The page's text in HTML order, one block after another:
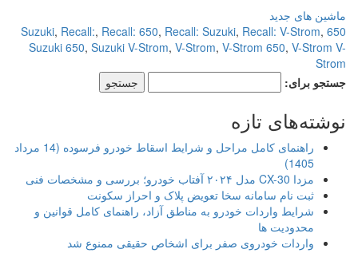
ماشین های جدید
650 Suzuki
,Recall:,Recall: 650,Recall: Suzuki,Recall: V-Strom,
Suzuki 650,Suzuki V-Strom,V-Strom,V-Strom 650,V-Strom V-
Strom
جستجو برای:
نوشته‌های تازه
راهنمای کامل مراحل و شرایط اسقاط خودرو فرسوده (14 مرداد
1405)
مزدا CX-30 مدل ۲۰۲۴ آفتاب خودرو؛ بررسی و مشخصات فنی
ثبت نام سامانه سخا تعویض پلاک و احراز سکونت
شرایط واردات خودرو به مناطق آزاد، راهنمای کامل قوانین و
محدودیت ها
واردات خودروی صفر برای اشخاص حقیقی ممنوع شد